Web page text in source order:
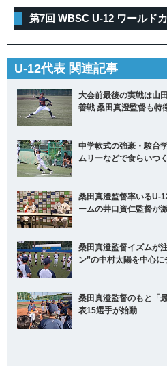
第7回 WBSC U-12 ワールド
U-12代表 関連記事
大会前最後の実戦は山
善戦 桑田真澄監督も特
中学軟式の強豪・駿台
ムリーなどで食らいつく
桑田真澄監督率いるU-
ームの井口資仁監督が
桑田真澄監督イズムが
ン”の中村太陽を中心
桑田真澄監督のもと「
表15選手が始動